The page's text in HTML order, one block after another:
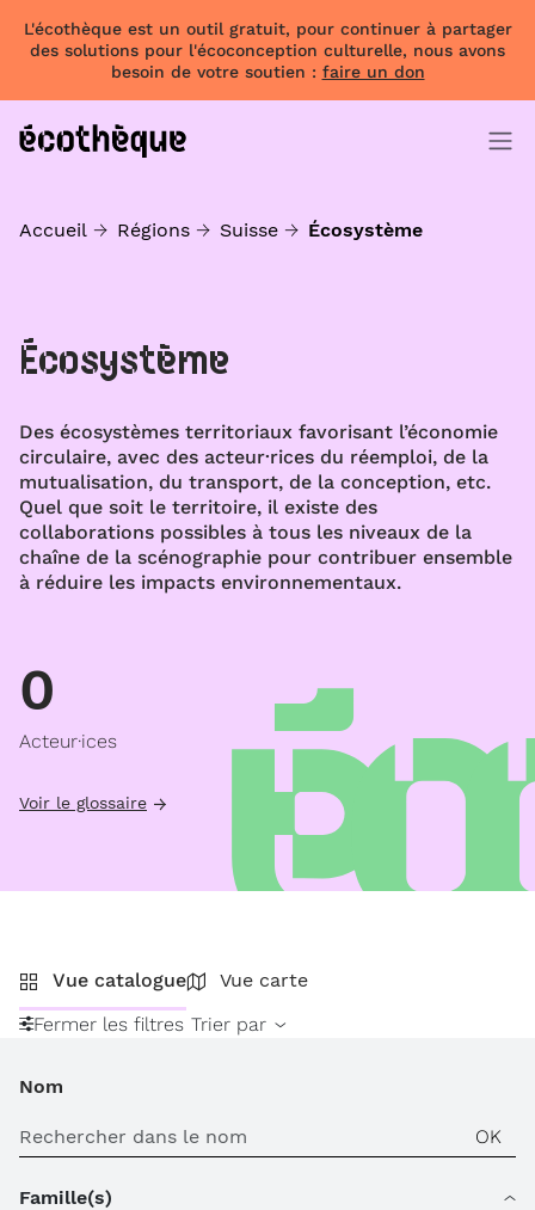
L'écothèque est un outil gratuit, pour continuer à partager
des solutions pour l'écoconception culturelle, nous avons
besoin de votre soutien : faire un don
Accueil Régions Suisse Écosystème
Écosystème
Des écosystèmes territoriaux favorisant l’économie
circulaire, avec des acteur·rices du réemploi, de la
mutualisation, du transport, de la conception, etc.
Quel que soit le territoire, il existe des
collaborations possibles à tous les niveaux de la
chaîne de la scénographie pour contribuer ensemble
à réduire les impacts environnementaux.
0
Acteur·ices
Voir le glossaire
Vue catalogue
Vue carte
Fermer les filtres Trier par
Nom
Famille(s)